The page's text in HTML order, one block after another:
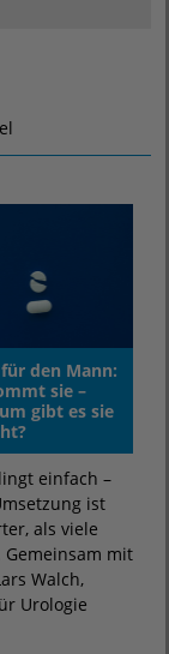
den Mann:
sie –
gibt es sie
einfach –
ist
als viele
mit
Walch,
Urologie